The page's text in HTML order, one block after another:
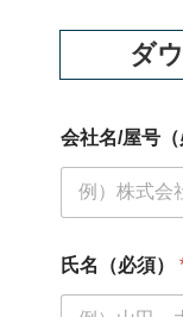
ダ
会社名/屋号
氏名（必須）